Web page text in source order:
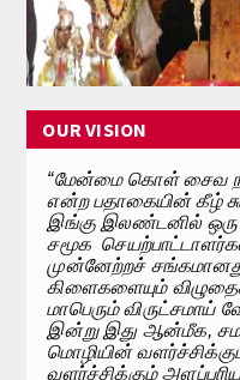
Calender
Kalasam
Thoranam
Projects
Drive Fund
Gallery
Photo Gallery
OUR VISION
“மேன்மை கொள் சைவ
என்ற பதாகையின் கீழ்
இங்கு இலண்டனில் ஒரு
சமூக
முன்னேற்றச்
கிளைகளையும்
மாபெரும் விருட்சமாய்
இன்று இது ஆன்மீக,
மொழியின்
வளர்ச்சிக்கும்